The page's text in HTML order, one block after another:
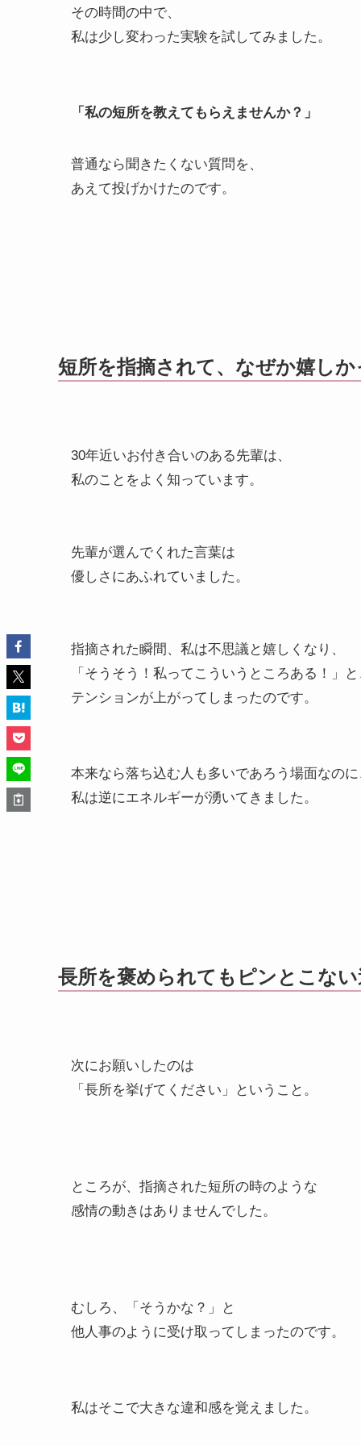
その時間の中で、
私は少し変わった実験を試してみました。
「私の短所を教えてもらえませんか？」
普通なら聞きたくない質問を、
あえて投げかけたのです。
短所を指摘されて、なぜか嬉しか
30年近いお付き合いのある先輩は、
私のことをよく知っています。
先輩が選んでくれた言葉は
優しさにあふれていました。
指摘された瞬間、私は不思議と嬉しくなり、
「そうそう！私ってこういうところある！」と
テンションが上がってしまったのです。
本来なら落ち込む人も多いであろう場面なのに
私は逆にエネルギーが湧いてきました。
長所を褒められてもピンとこな
次にお願いしたのは
「長所を挙げてください」ということ。
ところが、指摘された短所の時のような
感情の動きはありませんでした。
むしろ、「そうかな？」と
他人事のように受け取ってしまったのです。
私はそこで大きな違和感を覚えました。